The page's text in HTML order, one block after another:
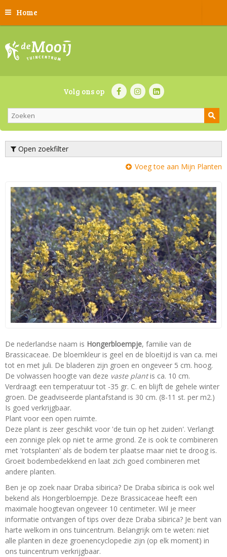
Home
Volg ons op
Open zoekfilter
Voeg toe aan Mijn Planten
De nederlandse naam is Hongerbloempje, familie van de
Brassicaceae. De bloemkleur is geel en de bloeitijd is van ca. mei
tot en met juli. De bladeren zijn groen en ongeveer 5 cm. hoog.
De volwassen hoogte van deze vaste plantis ca. 10 cm.
Verdraagt een temperatuur tot -35 gr. C. en blijft de gehele winter
groen. De geadviseerde plantafstand is 30 cm. (8-11 st. per m2.)
Is goed verkrijgbaar.
Plant voor een open ruimte.
Deze plant is zeer geschikt voor 'de tuin op het zuiden'. Verlangt
een zonnige plek op niet te arme grond. Ze is ook te combineren
met 'rotsplanten' als de bodem ter plaatse maar niet te droog is.
Groeit bodembedekkend en laat zich goed combineren met
andere planten.
Ben je op zoek naar Draba sibirica? De Draba sibirica is ook wel
bekend als Hongerbloempje. Deze Brassicaceae heeft een
maximale hoogtevan ongeveer 10 centimeter. Wil je meer
informatie ontvangen of tips over deze Draba sibirica? Je bent van
harte welkom in ons tuincentrum. Belangrijk om te weten: niet
alle planten in deze groenencyclopedie zijn (op elk moment) in
ons tuincentrum verkrijgbaar.